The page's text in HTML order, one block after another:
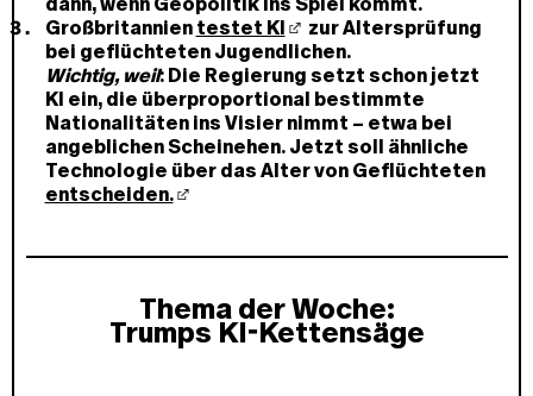
Großbritannien testet KI
zur Altersprüfung
bei geflüchteten Jugendlichen.
Wichtig, weil: Die Regierung setzt schon jetzt
KI ein, die überproportional bestimmte
Nationalitäten ins Visier nimmt – etwa bei
angeblichen Scheinehen. Jetzt soll ähnliche
Technologie über das Alter von Geflüchteten
entscheiden.
Thema der Woche:
Trumps KI-Kettensäge